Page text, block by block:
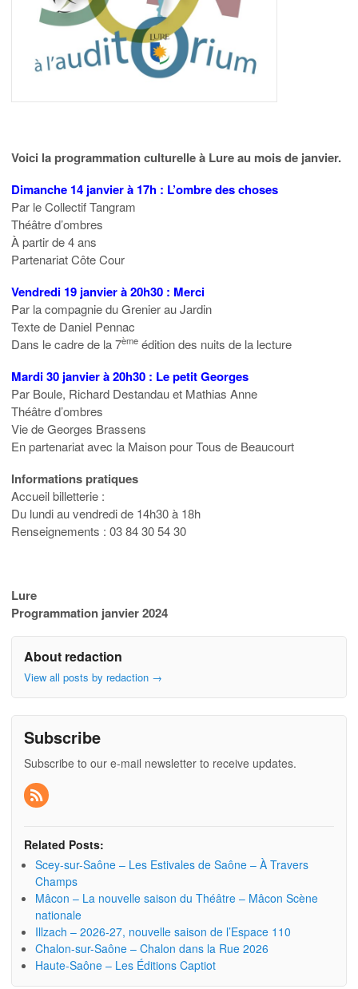
Voici la programmation culturelle à Lure au mois de janvier.
Dimanche 14 janvier à 17h : L’ombre des choses
Par le Collectif Tangram
Théâtre d’ombres
À partir de 4 ans
Partenariat Côte Cour
Vendredi 19 janvier à 20h30 : Merci
Par la compagnie du Grenier au Jardin
Texte de Daniel Pennac
Dans le cadre de la 7ème édition des nuits de la lecture
Mardi 30 janvier à 20h30 : Le petit Georges
Par Boule, Richard Destandau et Mathias Anne
Théâtre d’ombres
Vie de Georges Brassens
En partenariat avec la Maison pour Tous de Beaucourt
Informations pratiques
Accueil billetterie :
Du lundi au vendredi de 14h30 à 18h
Renseignements : 03 84 30 54 30
Lure
Programmation janvier 2024
About redaction
View all posts by redaction →
Subscribe
Subscribe to our e-mail newsletter to receive updates.
Related Posts:
Scey-sur-Saône – Les Estivales de Saône – À Travers
Champs
Mâcon – La nouvelle saison du Théâtre – Mâcon Scène
nationale
Illzach – 2026-27, nouvelle saison de l’Espace 110
Chalon-sur-Saône – Chalon dans la Rue 2026
Haute-Saône – Les Éditions Captiot